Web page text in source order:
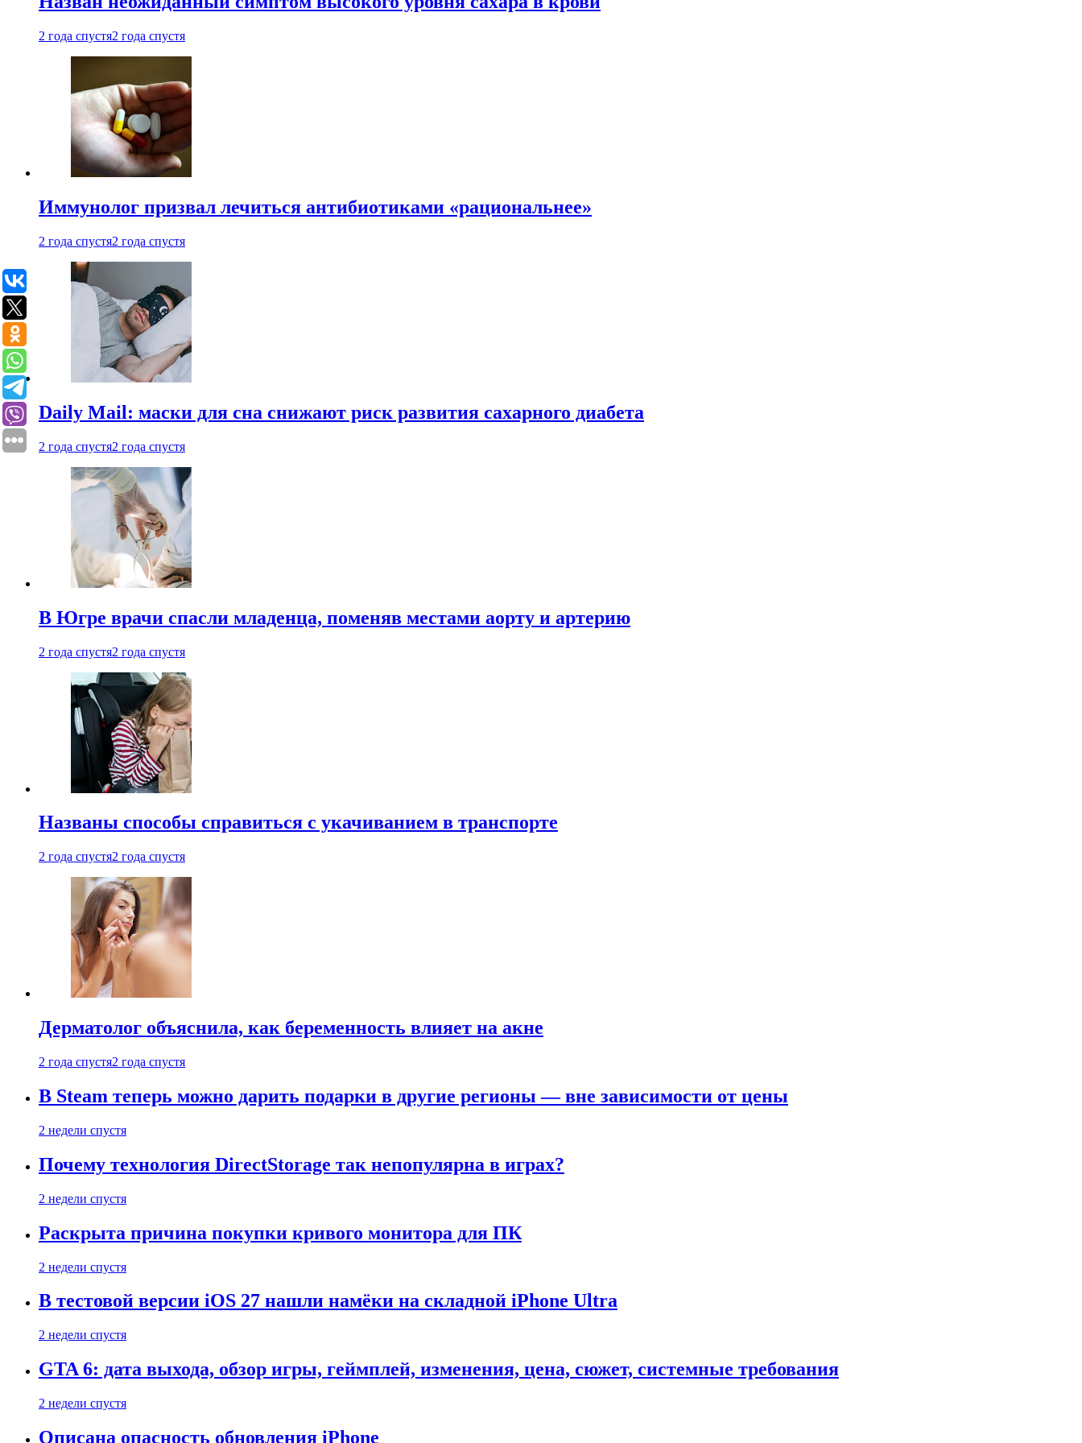
2 года спустя2 года спустя
Иммунолог призвал лечиться антибиотиками «рациональнее»
2 года спустя2 года спустя
Daily Mail: маски для сна снижают риск развития сахарного диабета
2 года спустя2 года спустя
В Югре врачи спасли младенца, поменяв местами аорту и артерию
2 года спустя2 года спустя
Названы способы справиться с укачиванием в транспорте
2 года спустя2 года спустя
Дерматолог объяснила, как беременность влияет на акне
2 года спустя2 года спустя
В Steam теперь можно дарить подарки в другие регионы — вне зависимости от цены
2 недели спустя
Почему технология DirectStorage так непопулярна в играх?
2 недели спустя
Раскрыта причина покупки кривого монитора для ПК
2 недели спустя
В тестовой версии iOS 27 нашли намёки на складной iPhone Ultra
2 недели спустя
GTA 6: дата выхода, обзор игры, геймплей, изменения, цена, сюжет, системные требования
2 недели спустя
Описана опасность обновления iPhone